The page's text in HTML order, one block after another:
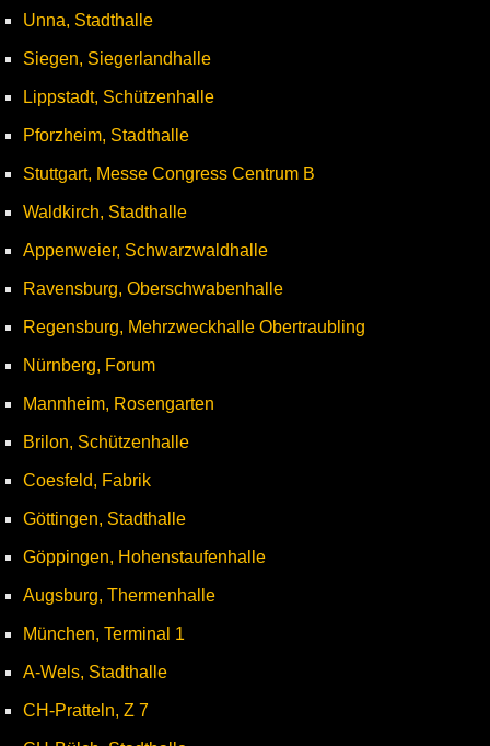
Unna, Stadthalle
Siegen, Siegerlandhalle
Lippstadt, Schützenhalle
Pforzheim, Stadthalle
Stuttgart, Messe Congress Centrum B
Waldkirch, Stadthalle
Appenweier, Schwarzwaldhalle
Ravensburg, Oberschwabenhalle
Regensburg, Mehrzweckhalle Obertraubling
Nürnberg, Forum
Mannheim, Rosengarten
Brilon, Schützenhalle
Coesfeld, Fabrik
Göttingen, Stadthalle
Göppingen, Hohenstaufenhalle
Augsburg, Thermenhalle
München, Terminal 1
A-Wels, Stadthalle
CH-Pratteln, Z 7